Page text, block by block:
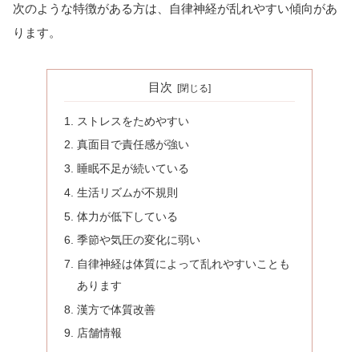
次のような特徴がある方は、自律神経が乱れやすい傾向があ
ります。
目次
ストレスをためやすい
真面目で責任感が強い
睡眠不足が続いている
生活リズムが不規則
体力が低下している
季節や気圧の変化に弱い
自律神経は体質によって乱れやすいことも
あります
漢方で体質改善
店舗情報